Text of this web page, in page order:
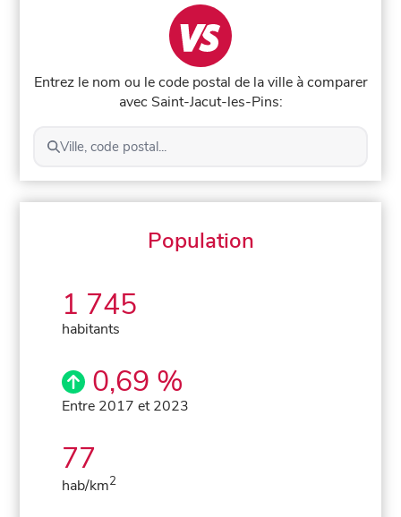
Entrez le nom ou le code postal de la ville à comparer
avec Saint-Jacut-les-Pins:
Ville, code postal...
Population
1 745
habitants
0,69 %
Entre 2017 et 2023
77
hab/km2